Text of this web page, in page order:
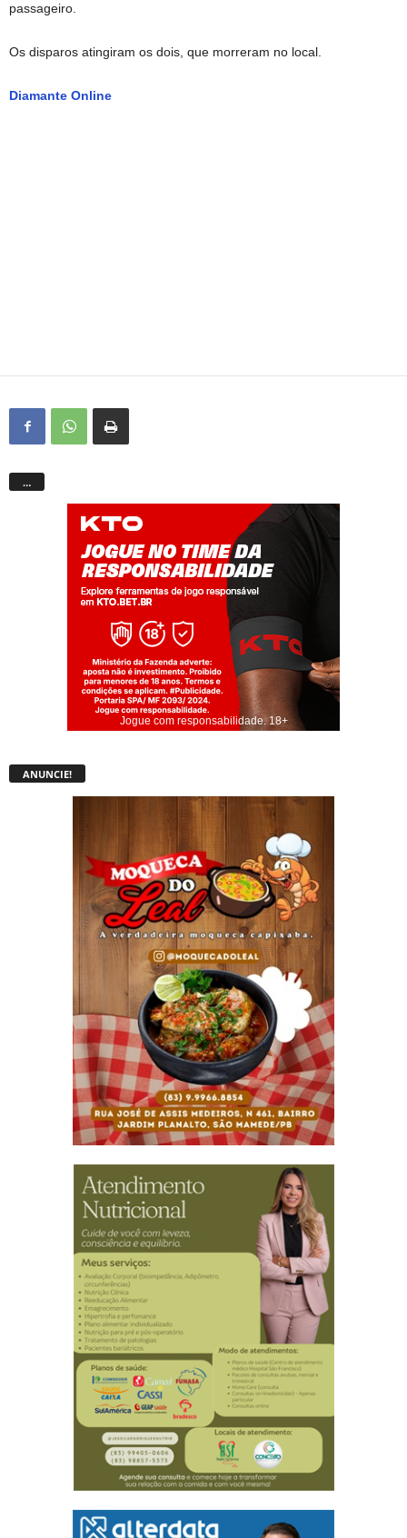
passageiro.
Os disparos atingiram os dois, que morreram no local.
Diamante Online
…
Jogue com responsabilidade. 18+
ANUNCIE!